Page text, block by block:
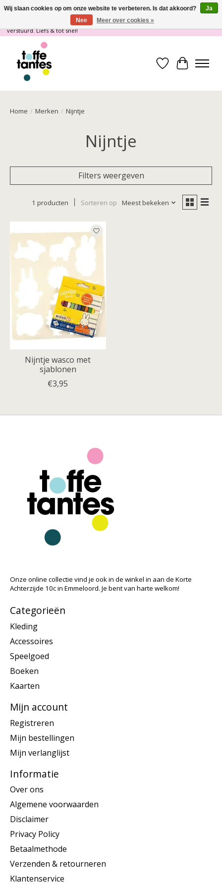
Wij gaan op vakantie! vanaf 4 juli t/m 21 juli worden er geen pakketjes
verstuurd. Liefs & tot snel!
Verlanglijst
Home / Merken / Nijntje
Nijntje
Filters weergeven
1 producten Sorteren op Meest bekeken
Nijntje wasco met
sjablonen
€3,95
Onze online collectie vind je ook in de winkel in aan de Korte
Achterzijde 10c in Emmeloord. Je bent van harte welkom!
Categorieën
Kleding
Accessoires
Speelgoed
Boeken
Kaarten
Mijn account
Registreren
Mijn bestellingen
Mijn verlanglijst
Informatie
Over ons
Algemene voorwaarden
Disclaimer
Privacy Policy
Betaalmethode
Verzenden & retourneren
Klantenservice
Wij slaan cookies op om onze website te verbeteren. Is dat akkoord?
Ja
Nee
Meer over cookies »